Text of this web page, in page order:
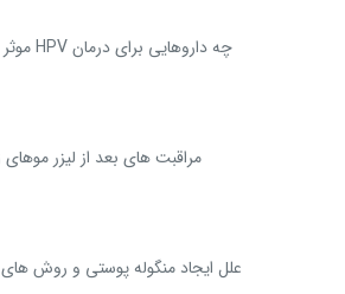
چه داروهایی برای درمان HPV موثر هستند؟
مراقبت های بعد از لیزر موهای
علل ایجاد منگوله پوستی و روش